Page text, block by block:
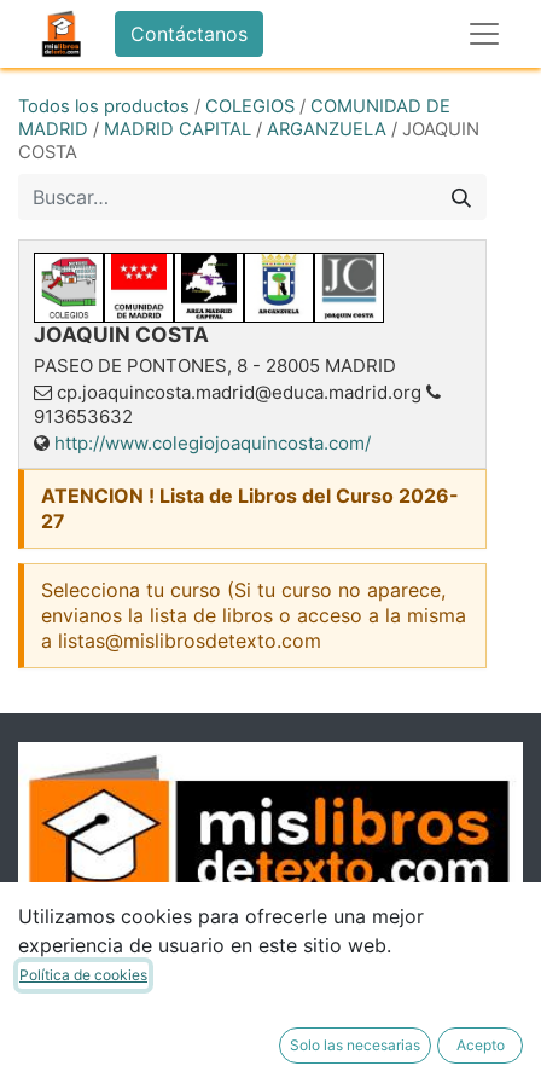
Contáctanos
Todos los productos / COLEGIOS / COMUNIDAD DE
MADRID / MADRID CAPITAL / ARGANZUELA / JOAQUIN
COSTA
JOAQUIN COSTA
PASEO DE PONTONES, 8 - 28005 MADRID
cp.joaquincosta.madrid@educa.madrid.org
913653632
http://www.colegiojoaquincosta.com/
ATENCION ! Lista de Libros del Curso 2026-
27
Selecciona tu curso (Si tu curso no aparece,
envianos la lista de libros o acceso a la misma
a listas@mislibrosdetexto.com
Utilizamos cookies para ofrecerle una mejor
experiencia de usuario en este sitio web.
Política de cookies
Solo las necesarias Acepto